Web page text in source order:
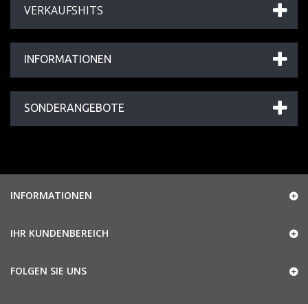
VERKAUFSHITS
INFORMATIONEN
SONDERANGEBOTE
INFORMATIONEN
IHR KUNDENBEREICH
FOLGEN SIE UNS